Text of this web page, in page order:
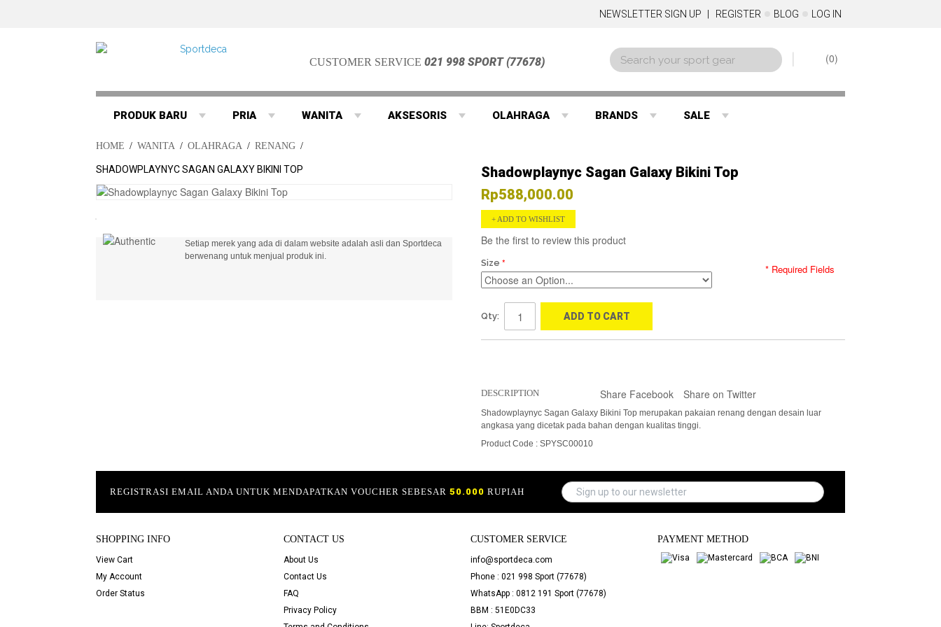
NEWSLETTER SIGN UP REGISTER BLOG LOG IN
CUSTOMER SERVICE021 998 SPORT (77678) 0
PRODUK BARU PRIA WANITA AKSESORIS OLAHRAGA BRANDS SALE
HOME / WANITA / OLAHRAGA / RENANG /
SHADOWPLAYNYC SAGAN GALAXY BIKINI TOP
Setiap merek yang ada di dalam website adalah asli dan Sportdeca
berwenang untuk menjual produk ini.
Shadowplaynyc Sagan Galaxy Bikini Top
Rp588,000.00
ADD TO WISHLIST
Be the first to review this product
Size * Required Fields
Qty: ADD TO CART
Share Facebook Share on Twitter
DESCRIPTION
Shadowplaynyc Sagan Galaxy Bikini Top merupakan pakaian renang dengan desain luar
angkasa yang dicetak pada bahan dengan kualitas tinggi.
Product Code : SPYSC00010
REGISTRASI EMAIL ANDA UNTUK MENDAPATKAN VOUCHER SEBESAR50.000 RUPIAH
SHOPPING INFO
View Cart
My Account
Order Status
CONTACT US
About Us
Contact Us
FAQ
Privacy Policy
CUSTOMER SERVICE
info@sportdeca.com
Phone : 021 998 Sport (77678)
WhatsApp : 0812 191 Sport (77678)
BBM : 51E0DC33
PAYMENT METHOD